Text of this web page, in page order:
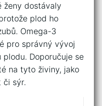
ženy dostávaly
plod ho
Omega-3
pro správný vývoj
plodu.⁤ Doporučuje‌ se
na tyto živiny, jako
či⁣ sýr.